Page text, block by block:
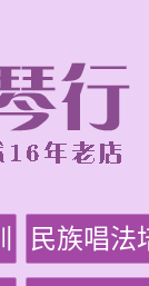
民族唱法